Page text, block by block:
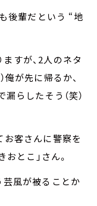
後輩だという “地
すが、2人のネタ
俺が先に帰るか、
漏らしたそう（笑）
お客さんに警察を
おとこ」さん。
風が被ることか